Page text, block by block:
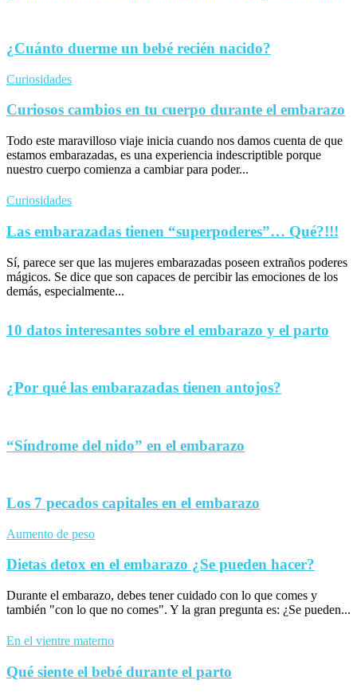
¿Cuánto duerme un bebé recién nacido?
Curiosidades
Curiosos cambios en tu cuerpo durante el embarazo
Todo este maravilloso viaje inicia cuando nos damos cuenta de que
estamos embarazadas, es una experiencia indescriptible porque
nuestro cuerpo comienza a cambiar para poder...
Curiosidades
Las embarazadas tienen “superpoderes”… Qué?!!!
Sí, parece ser que las mujeres embarazadas poseen extraños poderes
mágicos. Se dice que son capaces de percibir las emociones de los
demás, especialmente...
10 datos interesantes sobre el embarazo y el parto
¿Por qué las embarazadas tienen antojos?
“Síndrome del nido” en el embarazo
Los 7 pecados capitales en el embarazo
Aumento de peso
Dietas detox en el embarazo ¿Se pueden hacer?
Durante el embarazo, debes tener cuidado con lo que comes y
también "con lo que no comes". Y la gran pregunta es: ¿Se pueden...
En el vientre materno
Qué siente el bebé durante el parto